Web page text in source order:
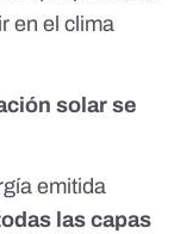
en el clima
solar se
emitida
las capas